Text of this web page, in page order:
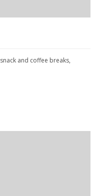
and coffee breaks,